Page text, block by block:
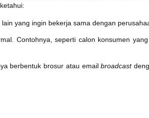
yang ingin bekerja sama dengan
Contohnya, seperti calon konsumen
berbentuk brosur atau emailbroadcast